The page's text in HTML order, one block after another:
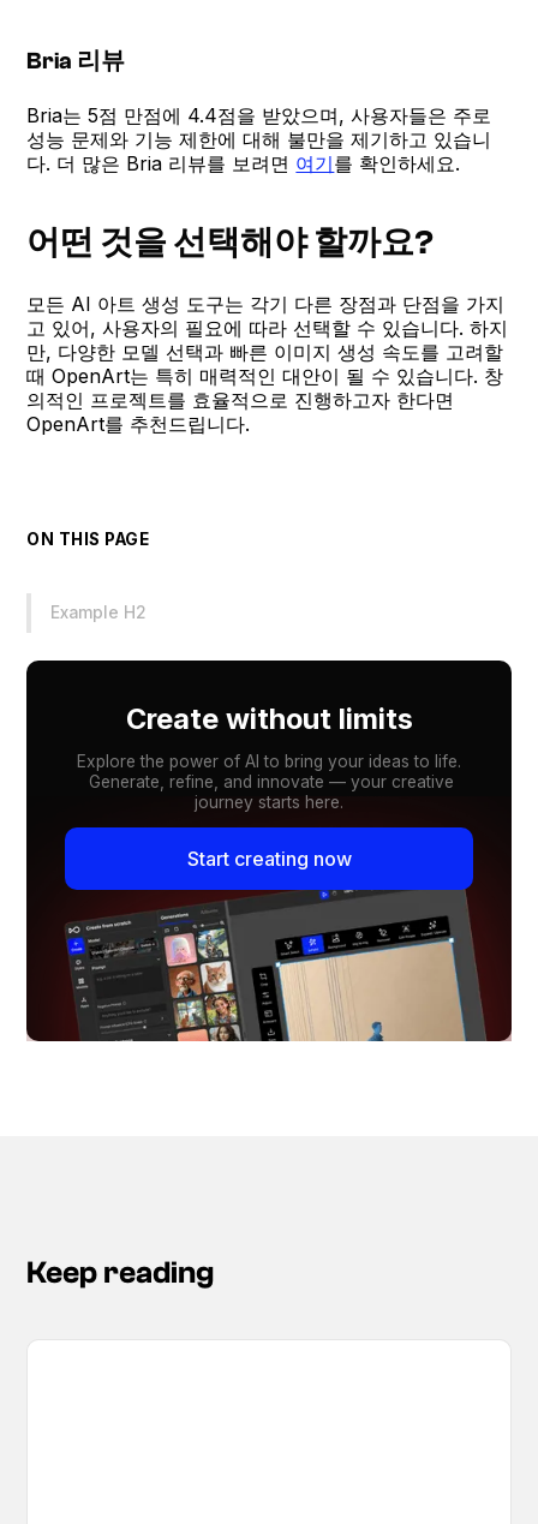
Bria 리뷰
Bria는 5점 만점에 4.4점을 받았으며, 사용자들은 주로
성능 문제와 기능 제한에 대해 불만을 제기하고 있습니
다. 더 많은 Bria 리뷰를 보려면 여기를 확인하세요.
어떤 것을 선택해야 할까요?
모든 AI 아트 생성 도구는 각기 다른 장점과 단점을 가지
고 있어, 사용자의 필요에 따라 선택할 수 있습니다. 하지
만, 다양한 모델 선택과 빠른 이미지 생성 속도를 고려할
때 OpenArt는 특히 매력적인 대안이 될 수 있습니다. 창
의적인 프로젝트를 효율적으로 진행하고자 한다면
OpenArt를 추천드립니다.
ON THIS PAGE
Example H2
Create without limits
Explore the power of AI to bring your ideas to life.
Generate, refine, and innovate — your creative
journey starts here.
Start creating now
Keep reading